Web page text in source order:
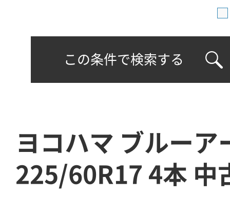
この条件で検索する
ヨコハマ ブルーア
225/60R17 4本 中